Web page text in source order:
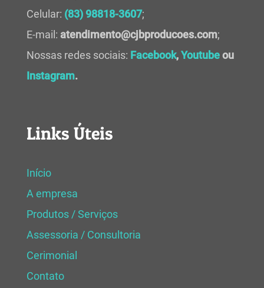
Celular: (83) 98818-3607;
E-mail: atendimento@cjbproducoes.com;
Nossas redes sociais: Facebook,Youtubeou
Instagram.
Links Úteis
Início
A empresa
Produtos / Serviços
Assessoria / Consultoria
Cerimonial
Contato